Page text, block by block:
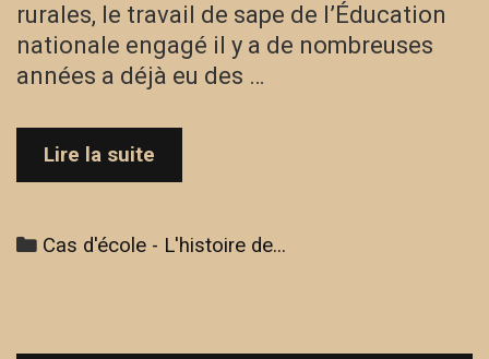
rurales, le travail de sape de l’Éducation
nationale engagé il y a de nombreuses
années a déjà eu des …
Lire la suite
d’école
L’histoire
de
Categories
Cas d'école - L'histoire de...